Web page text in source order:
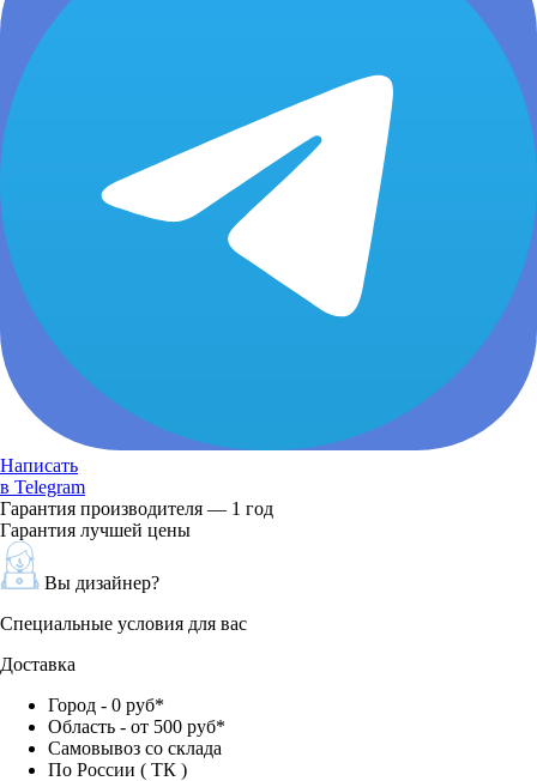
Написать
в Telegram
Гарантия производителя — 1 год
Гарантия лучшей цены
Вы дизайнер?
Специальные условия для вас
Доставка
Город - 0 руб*
Область - от 500 руб*
Самовывоз со склада
По России ( ТК )